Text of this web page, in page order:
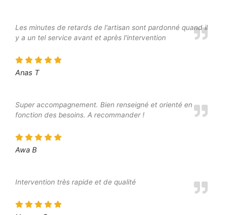
Les minutes de retards de l'artisan sont pardonné quand il
y a un tel service avant et après l'intervention
Anas T
Super accompagnement. Bien renseigné et orienté en
fonction des besoins. A recommander !
Awa B
Intervention très rapide et de qualité